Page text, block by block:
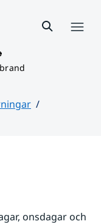
onsdagar och